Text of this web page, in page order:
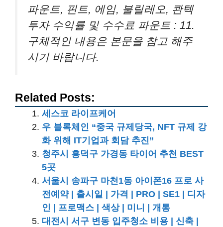
파운트, 핀트, 에임, 불릴레오, 콴텍
투자 수익률 및 수수료 파운트 : 11.
구체적인 내용은 본문을 참고 해주
시기 바랍니다.
Related Posts:
세스코 라이프케어
우 블록체인 “중국 규제당국, NFT 규제 강
화 위해 IT기업과 회담 추진”
청주시 흥덕구 가경동 타이어 추천 BEST
5곳
서울시 송파구 마천1동 아이폰16 프로 사
전예약 | 출시일 | 가격 | PRO | SE1 | 디자
인 | 프로맥스 | 색상 | 미니 | 개통
대전시 서구 변동 입주청소 비용 | 신축 |